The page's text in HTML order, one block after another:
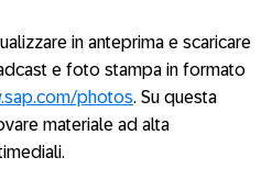
in anteprima e scaricare
e foto stampa in formato
photos. Su questa
materiale ad alta